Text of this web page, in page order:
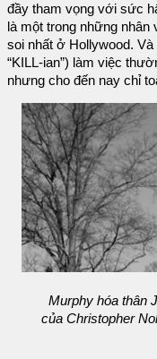
đầy tham vọng với sức
là một trong những
soi nhất ở Hollywood.
“KILL-ian”) làm việc
nhưng cho đến nay chỉ
Murphy hóa thân
của Christopher